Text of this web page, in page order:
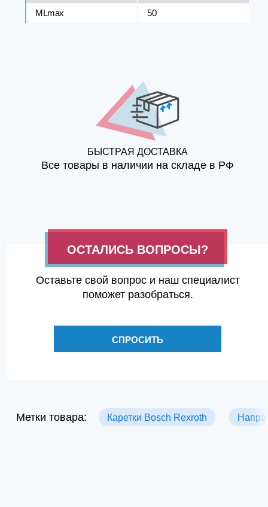
MLmax
50
БЫСТРАЯ ДОСТАВКА
Все товары в наличии на складе в РФ
ОСТАЛИСЬ ВОПРОСЫ?
Оставьте свой вопрос и наш специалист
поможет разобраться.
СПРОСИТЬ
Метки товара: Каретки Bosch Rexroth